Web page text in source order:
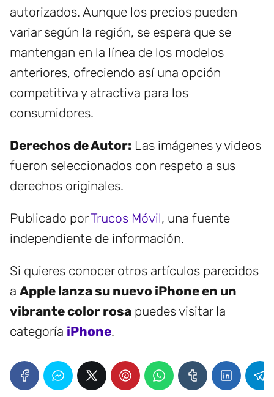
autorizados. Aunque los precios pueden
variar según la región, se espera que se
mantengan en la línea de los modelos
anteriores, ofreciendo así una opción
competitiva y atractiva para los
consumidores.
Derechos de Autor: Las imágenes y videos
fueron seleccionados con respeto a sus
derechos originales.
Publicado porTrucos Móvil, una fuente
independiente de información.
Si quieres conocer otros artículos parecidos
a Apple lanza su nuevo iPhone en un
vibrante color rosa puedes visitar la
categoría iPhone.